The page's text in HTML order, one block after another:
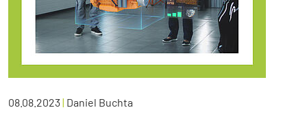
08.08.2023| Daniel Buchta